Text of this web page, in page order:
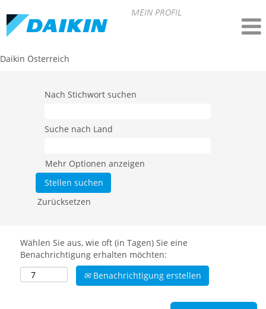
MEIN PROFIL
Daikin Österreich
Nach Stichwort suchen
Suche nach Land
Mehr Optionen anzeigen
Zurücksetzen
Wählen Sie aus, wie oft (in Tagen) Sie eine
Benachrichtigung erhalten möchten:
Benachrichtigung erstellen